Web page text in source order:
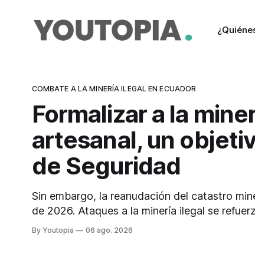
COMBATE A LA MINERÍA ILEGAL EN ECUADOR
Formalizar a la
artesanal, un
de Seguridad
Sin embargo, la reanudación del catastro
de 2026. Ataques a la minería ilegal se
Ciberdefensa 2026".
By Youtopia 06 ago. 2026